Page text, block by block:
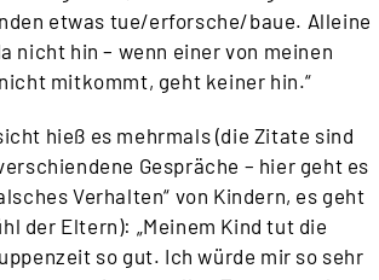
etwas tue/erforsche/baue. Alleine
nicht hin – wenn einer von meinen
mitkommt, geht keiner hin.“
hieß es mehrmals (die Zitate sind
Gespräche – hier geht es
Verhalten“ von Kindern, es geht
der Eltern): „Meinem Kind tut die
so gut. Ich würde mir so sehr